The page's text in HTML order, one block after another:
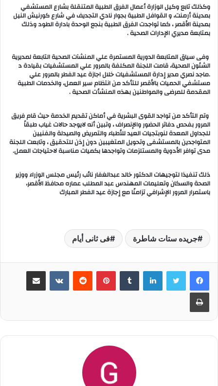
وكذلك تابع وكيل الوزارة أعمال الفرق الطبية المتنقلة بشارع المستشفي
بمدينة أرمنت، و القوافل الطبية بجوار نادي التجديف في شارع كورنيش النيل
بمدينة الأقصر ، كما تواجدت الفرق الطبية بنجع الوحدة بادارة الطود وذلك
بمتابعة مديري الإدارات الصحية .
وفى سياق المتابعة الدورية المستمرة علي المنشآت الصحية التابعة لمديرية
الشئون الصحية، قامت اللجنة المكلفة بالمرور علي المستشفيات بقيادة د
.ماجد نصري مدير إدارة المستشفيات خلال اجازة عيد الفطر بالمرور علي
مستشفي الحميات بالأقصر للتأكد من انتظام سير العمل، والخدمات الطبية
المقدمة للمرضى والمواطنين بهذه المنشأت الصحية .
وتم التأكد من تواجد القوى البشرية في أماكن تقديم الخدمة حيث قام فريق
المرور بفحص دفاتر الحضور والإنصراف ، وتبين أنه لايوجد حالات غياب طبقاً
للجداول المعدة لنوبتجيات العيد للأطباء والتمريض والصيدلة والفنيين
المتواجدين بالمستشفى وتحويل المتغيبين دون إذن للتحقيق ، وتابعت اللجنة
مدى توافر الأدوية والمستلزمات وتواجدها بكميات مناسبة لاحتياجات العمل.
ذلك تنفيذا لتوجيهات الدكتور خالد عبدالغفار نائب رئيس مجلس الوزراء ووزير
الصحة والسكان وتعليمات المهندس عبد المطلب عماره محافظ الأقصر،
باستمرار المرور الإشرافي تزامنًا مع إجازة عيد الفطر المبارك
جريده ستات شاطرة فى ثانى أيام
لينكدإن بينتيريست